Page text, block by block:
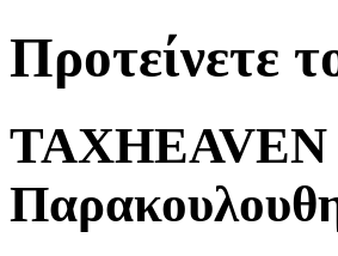
Προτείνετε
TAXHEAVEN